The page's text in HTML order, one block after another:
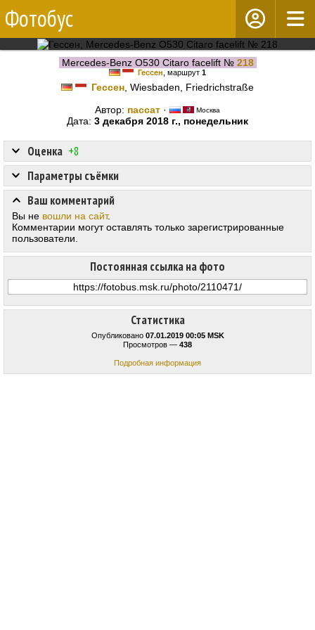
Фотобус
Mercedes-Benz O530 Citaro facelift № 218
Гессен , маршрут 1
Гессен , Wiesbaden, Friedrichstraße
Автор: пассат · Москва
Дата: 3 декабря 2018 г., понедельник
Статистика
Опубликовано 07.01.2019 00:05 MSK
Просмотров — 438
Подробная информация
Оценка +8
Постоянная ссылка на фото
Параметры съёмки
Ваш комментарий
Вы не вошли на сайт.
Комментарии могут оставлять только зарегистрированные
пользователи.